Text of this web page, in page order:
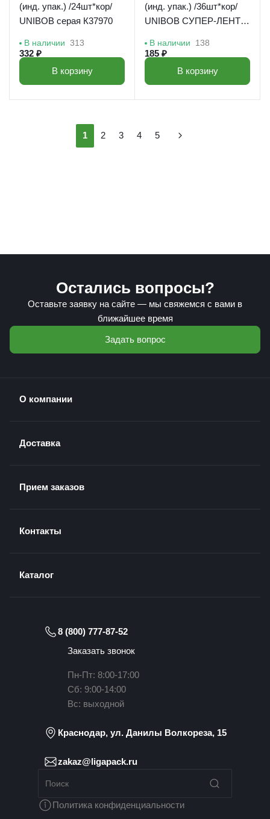
(инд. упак.) /24шт*кор/
UNIBOB серая К37970
В наличии 313
332 ₽
В корзину
(инд. упак.) /36шт*кор/
UNIBOB СУПЕР-ЛЕНТА
В наличии 138
185 ₽
В корзину
1 2 3 4 5
Остались вопросы?
Оставьте заявку на сайте — мы свяжемся с вами в
ближайшее время
Задать вопрос
О компании
Доставка
Прием заказов
Контакты
Каталог
8 (800) 777-87-52
Заказать звонок
Пн-Пт: 8:00-17:00
Сб: 9:00-14:00
Вс: выходной
Краснодар, ул. Данилы Волкореза, 15
zakaz@ligapack.ru
Политика конфиденциальности